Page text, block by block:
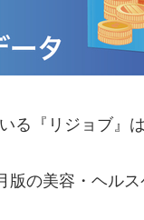
る『リジョブ』
の美容・ヘル